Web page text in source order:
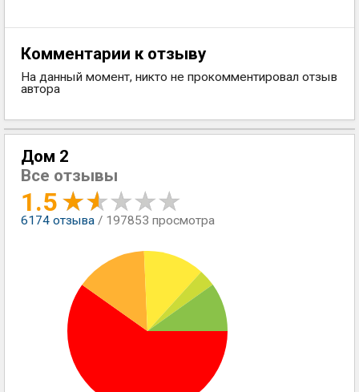
Комментарии к отзыву
На данный момент, никто не прокомментировал отзыв
автора
Дом 2
Все отзывы
1.5
6174 отзыва / 197853 просмотра